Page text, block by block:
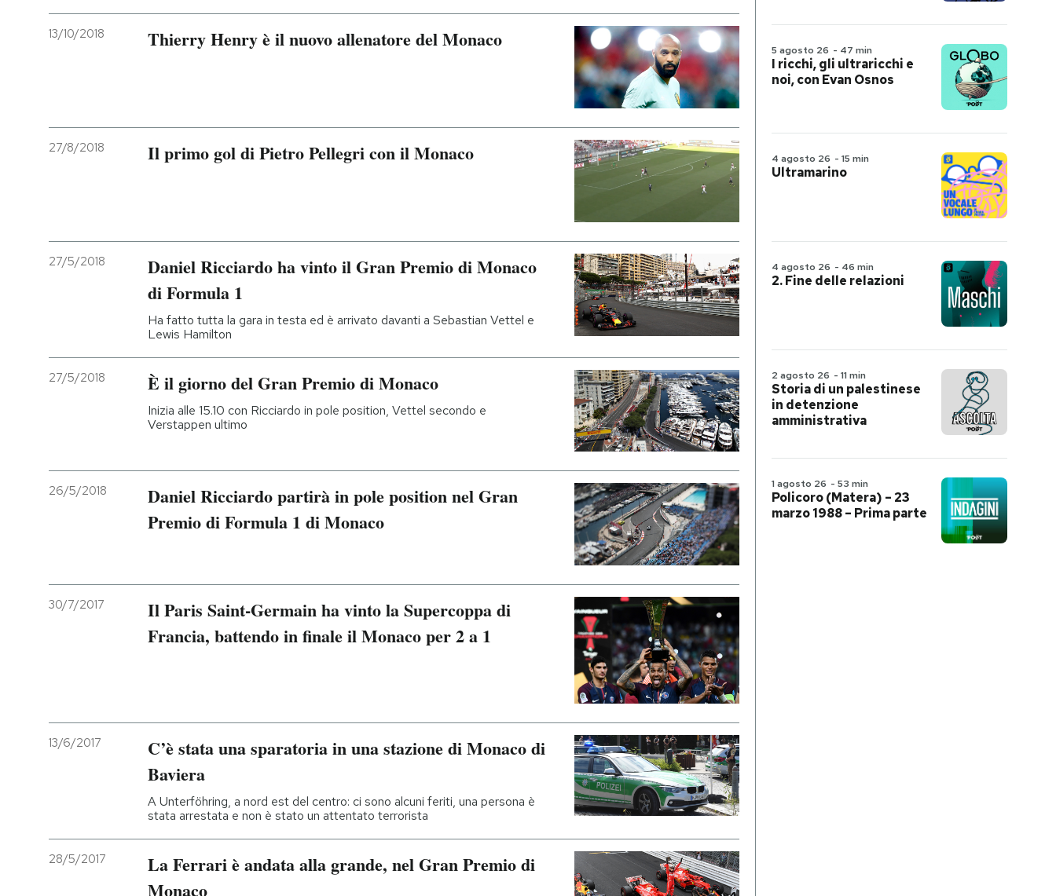
13/10/2018 Thierry Henry è il nuovo allenatore del Monaco
27/8/2018 Il primo gol di Pietro Pellegri con il Monaco
27/5/2018
Daniel Ricciardo ha vinto il Gran Premio di Monaco
di Formula 1
Ha fatto tutta la gara in testa ed è arrivato davanti a Sebastian Vettel e
Lewis Hamilton
27/5/2018 È il giorno del Gran Premio di Monaco
Inizia alle 15.10 con Ricciardo in pole position, Vettel secondo e
Verstappen ultimo
26/5/2018
Daniel Ricciardo partirà in pole position nel Gran
Premio di Formula 1 di Monaco
30/7/2017
Il Paris Saint-Germain ha vinto la Supercoppa di
Francia, battendo in finale il Monaco per 2 a 1
13/6/2017
C’è stata una sparatoria in una stazione di Monaco di
Baviera
A Unterföhring, a nord est del centro: ci sono alcuni feriti, una persona è
stata arrestata e non è stato un attentato terrorista
28/5/2017
La Ferrari è andata alla grande, nel Gran Premio di
Monaco
5 agosto 26 - 47 min
I ricchi, gli ultraricchi e
noi, con Evan Osnos
4 agosto 26 - 15 min
Ultramarino
4 agosto 26 - 46 min
2. Fine delle relazioni
2 agosto 26 - 11 min
Storia di un palestinese
in detenzione
amministrativa
1 agosto 26 - 53 min
Policoro (Matera) – 23
marzo 1988 – Prima parte